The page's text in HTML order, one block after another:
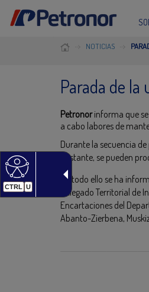
CTRL U
NOTICIAS
Parada de la
Petronorinforma que
a cabo labores de
Durante la secuencia
obstante, se pueden
De todo ello se ha
Delegado Territorial
Encartaciones del
Abanto-Zierbena,